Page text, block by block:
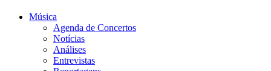
Música
Agenda de Concertos
Notícias
Análises
Entrevistas